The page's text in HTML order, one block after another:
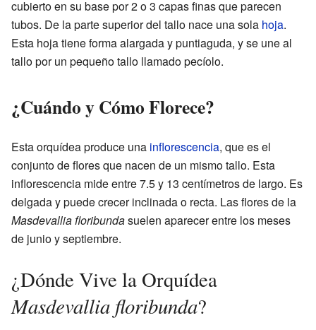
cubierto en su base por 2 o 3 capas finas que parecen
tubos. De la parte superior del tallo nace una sola hoja.
Esta hoja tiene forma alargada y puntiaguda, y se une al
tallo por un pequeño tallo llamado pecíolo.
¿Cuándo y Cómo Florece?
Esta orquídea produce una inflorescencia, que es el
conjunto de flores que nacen de un mismo tallo. Esta
inflorescencia mide entre 7.5 y 13 centímetros de largo. Es
delgada y puede crecer inclinada o recta. Las flores de la
Masdevallia floribundasuelen aparecer entre los meses
de junio y septiembre.
¿Dónde Vive la Orquídea
Masdevallia floribunda?